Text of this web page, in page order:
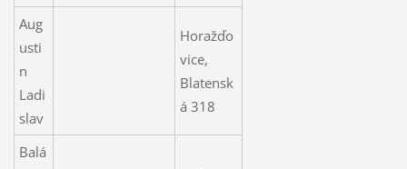
Aug
usti
n
Ladi
slav
Horažďo
vice,
Blatensk
á 318
Balá